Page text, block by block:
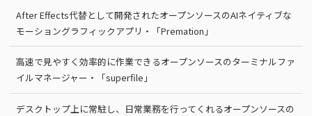
After Effects代替として開発されたオープンソースのAIネイティブな
モーショングラフィックアプリ・「Premation」
高速で見やすく効率的に作業できるオープンソースのターミナルファ
イルマネージャー・「superfile」
デスクトップ上に常駐し、日常業務を行ってくれるオープンソースの